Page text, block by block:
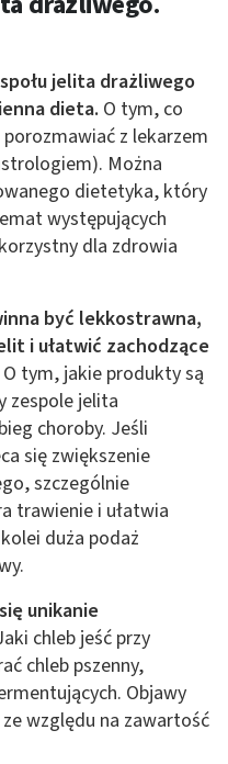
jelita drażliwego
dieta. O tym, co
z lekarzem
Można
dietetyka, który
występujących
dla zdrowia
być lekkostrawna,
i ułatwić zachodzące
O tym, jakie produkty są
zespole jelita
choroby. Jeśli
się zwiększenie
szczególnie
trawienie i ułatwia
duża podaż
unikanie
chleb jeść przy
chleb pszenny,
Objawy
względu na zawartość